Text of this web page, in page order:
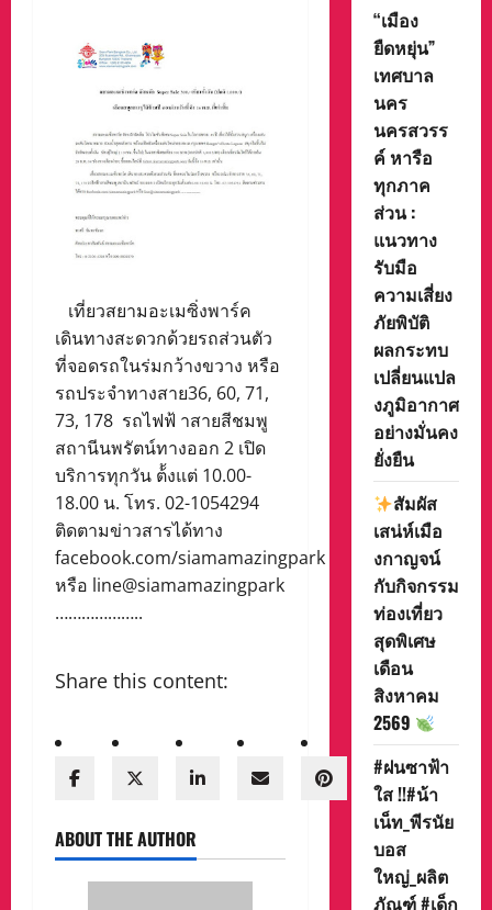
เที่ยวสยามอะเมซิ่งพาร์ค
เดินทางสะดวกด้วยรถส่วนตัว
ที่จอดรถในร่มกว้างขวาง หรือ
รถประจำทางสาย36, 60, 71,
73, 178 รถไฟฟ้ าสายสีชมพู
สถานีนพรัตน์ทางออก 2 เปิด
บริการทุกวัน ต้้งแต่ 10.00-
18.00 น. โทร. 02-1054294
ติดตามข่าวสารได้ทาง
facebook.com/siamamazingpark
หรือ line@siamamazingpark
………………..
Share this content:
ABOUT THE AUTHOR
“เมือง
ยืดหยุ่น”
เทศบาล
นคร
นครสวรร
ค์ หารือ
ทุกภาค
ส่วน :
แนวทาง
รับมือ
ความเสี่ยง
ภัยพิบัติ
ผลกระทบ
เปลี่ยนแปล
งภูมิอากาศ
อย่างมั่นคง
ยั่งยืน
สัมผัส
เสน่ห์เมือ
งกาญจน์
กับกิจกรรม
ท่องเที่ยว
สุดพิเศษ
เดือน
สิงหาคม
2569
#ฝนซาฟ้า
ใส !!#น้า
เน็ท_พีรนัย
บอส
ใหญ่_ผลิต
ภัณฑ์ #เด็ก